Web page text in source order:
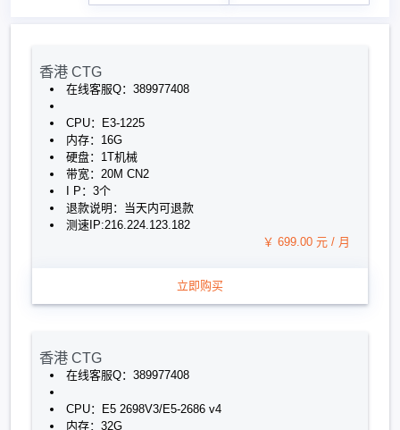
香港 CTG
在线客服Q：389977408
CPU：E3-1225
内存：16G
硬盘：1T机械
带宽：20M CN2
I P：3个
退款说明：当天内可退款
测速IP:216.224.123.182
￥ 699.00 元 / 月
立即购买
香港 CTG
在线客服Q：389977408
CPU：E5 2698V3/E5-2686 v4
内存：32G